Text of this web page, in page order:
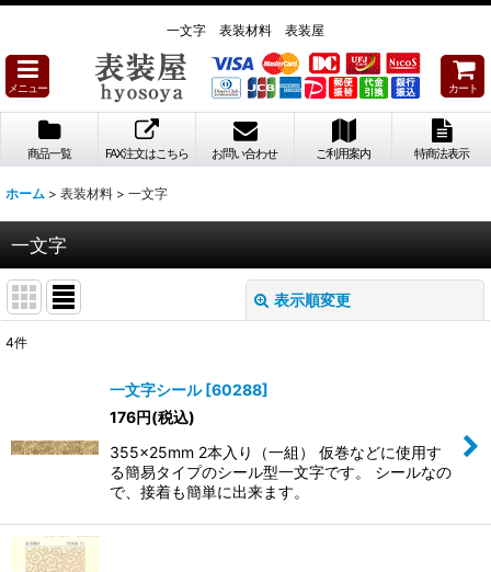
一文字 表装材料 表装屋
メニュー カート
商品一覧 FAX注文はこちら お問い合わせ ご利用案内 特商法表示
ホーム > 表装材料 > 一文字
一文字
表示順変更
絞り込む
4件
一文字シール [60288]
176円(税込)
355×25mm 2本入り（一組） 仮巻などに使用す
る簡易タイプのシール型一文字です。 シールなの
で、接着も簡単に出来ます。